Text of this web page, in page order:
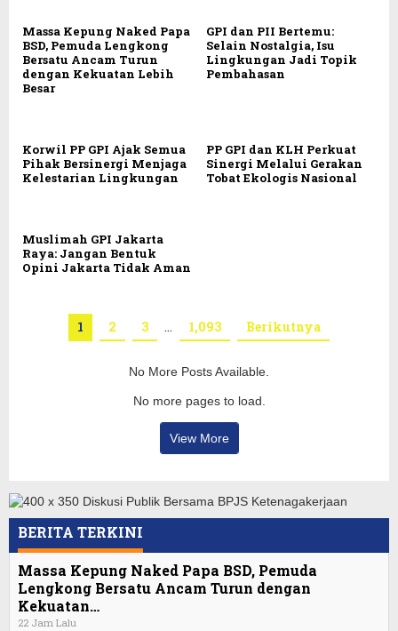
Massa Kepung Naked Papa
BSD, Pemuda Lengkong
Bersatu Ancam Turun
dengan Kekuatan Lebih
Besar
GPI dan PII Bertemu:
Selain Nostalgia, Isu
Lingkungan Jadi Topik
Pembahasan
Korwil PP GPI Ajak Semua
Pihak Bersinergi Menjaga
Kelestarian Lingkungan
PP GPI dan KLH Perkuat
Sinergi Melalui Gerakan
Tobat Ekologis Nasional
Muslimah GPI Jakarta
Raya: Jangan Bentuk
Opini Jakarta Tidak Aman
1 2 3 … 1,093 Berikutnya
No More Posts Available.
No more pages to load.
View More
BERITA TERKINI
Massa Kepung Naked Papa BSD, Pemuda
Lengkong Bersatu Ancam Turun dengan
Kekuatan…
22 Jam Lalu